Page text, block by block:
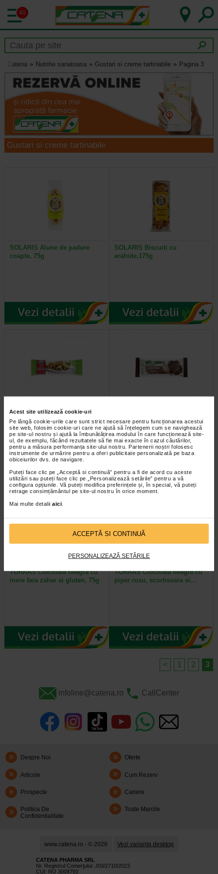
Acest site utilizează cookie-uri
Pe lângă cookie-urile care sunt strict necesare pentru funcționarea acestui
site web, folosim cookie-uri care ne ajută să înțelegem cum se navighează
pe site-ul nostru și ajută la îmbunătățirea modului în care funcționează site-
ul, de exemplu, făcând rezultatele să fie mai exacte în cazul căutărilor,
pentru a măsura performanța site-ului nostru. Partenerii noștri folosesc
instrumente de urmărire pentru a oferi publicitate personalizată pe baza
obiceiurilor dvs. de navigare.
Puteți face clic pe „Acceptă si continuă” pentru a fi de acord cu aceste
utilizări sau puteți face clic pe „Personalizează setările” pentru a vă
configura opțiunile. Vă puteți modifica preferințele și, în special, vă puteți
retrage consimțământul pe site-ul nostru în orice moment.
Mai multe detalii aici
ACCEPTĂ SI CONTINUĂ
PERSONALIZEAZĂ SETĂRILE
40
Catena Nutritie sanatoasa Gustari si creme tartinabile Pagina 3
Gustari si creme tartinabile
SOLARIS Alune de padure
coapte, 75g
SOLARIS Biscuiti cu
arahide,175g
ORGRAN Biscuiti umpluti cu
mar si scortisoara, 175g
Biscuiti umpluti cu mere si
scortisoara fara gluten Orgran - 175
g. Biscuitii umpluti cu mere si…
orez cu glazura de cacao, 24 g
TORRAS Ciocolata neagra cu
mere fara zahar si gluten, 75g
TORRAS Ciocolata neagra cu
piper rosu, scortisoara si…
< 1 2 3
infoline@catena.ro CallCenter
Despre Noi Oferte
Articole Cum Rezerv
Prospecte Cariere
Politica De
Confidentialitate
Toate Marcile
www.catena.ro - © 2026 Vezi varianta desktop
CATENA PHARMA SRL
Nr. Registrul Comerţului: J03/2710/2023
CUI: RO 3008793